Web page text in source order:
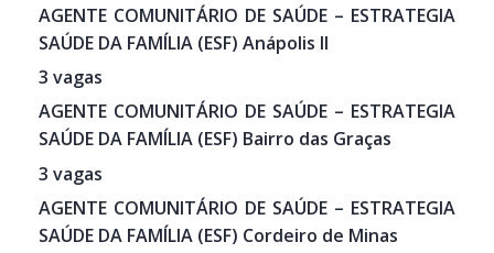
AGENTE COMUNITÁRIO DE SAÚDE – ESTRATEGIA
SAÚDE DA FAMÍLIA (ESF) Anápolis II
3 vagas
AGENTE COMUNITÁRIO DE SAÚDE – ESTRATEGIA
SAÚDE DA FAMÍLIA (ESF) Bairro das Graças
3 vagas
AGENTE COMUNITÁRIO DE SAÚDE – ESTRATEGIA
SAÚDE DA FAMÍLIA (ESF) Cordeiro de Minas